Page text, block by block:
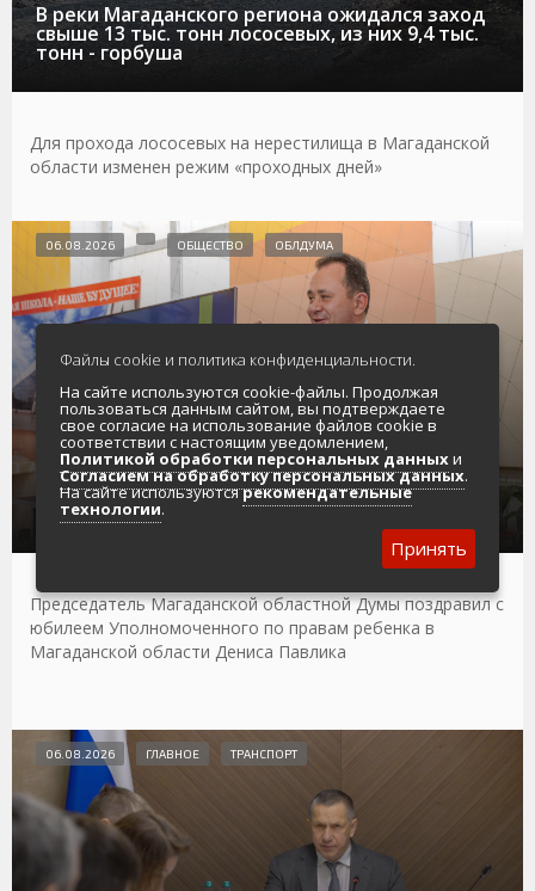
В реки Магаданского региона ожидался заход
свыше 13 тыс. тонн лососевых, из них 9,4 тыс.
тонн - горбуша
Для прохода лососевых на нерестилища в Магаданской
области изменен режим «проходных дней»
Анатолий Широков: Вы взяли на себя высокую
миссию: быть голосом детей и надежным
щитом для тех, кто нуждается в особой
защите
06.08.2026 ОБЩЕСТВО ОБЛДУМА
Председатель Магаданской областной Думы поздравил с
юбилеем Уполномоченного по правам ребенка в
Магаданской области Дениса Павлика
06.08.2026 ГЛАВНОЕ ТРАНСПОРТ
Файлы cookie и политика конфиденциальности.
На сайте используются cookie-файлы. Продолжая
пользоваться данным сайтом, вы подтверждаете
свое согласие на использование файлов cookie в
соответствии с настоящим уведомлением,
Политикой обработки персональных данныхи
Согласием на обработку персональных данных.
На сайте используютсярекомендательные
технологии.
Принять